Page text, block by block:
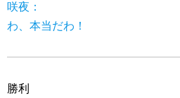
咲夜：
わ、本当だわ！
勝利